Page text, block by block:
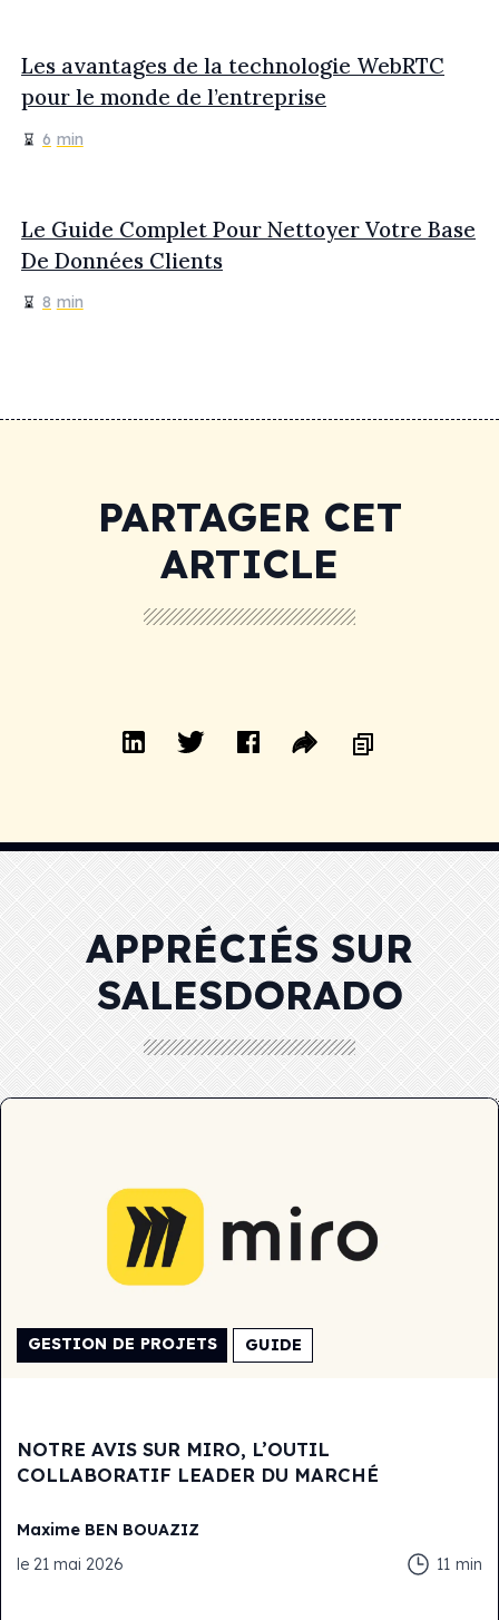
Les avantages de la technologie WebRTC
pour le monde de l’entreprise
6 min
Le Guide Complet Pour Nettoyer Votre Base
De Données Clients
8 min
PARTAGER CET
ARTICLE
APPRÉCIÉS SUR
SALESDORADO
GESTION DE PROJETS GUIDE
NOTRE AVIS SUR MIRO, L’OUTIL
COLLABORATIF LEADER DU MARCHÉ
Maxime BEN BOUAZIZ
le21 mai 2026 11 min